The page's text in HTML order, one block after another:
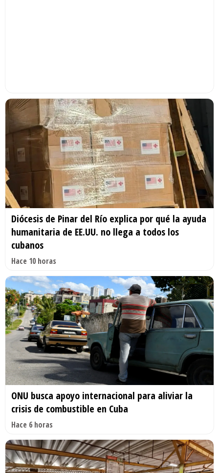
Diócesis de Pinar del Río explica por qué la ayuda
humanitaria de EE.UU. no llega a todos los
cubanos
Hace 10 horas
ONU busca apoyo internacional para aliviar la
crisis de combustible en Cuba
Hace 6 horas